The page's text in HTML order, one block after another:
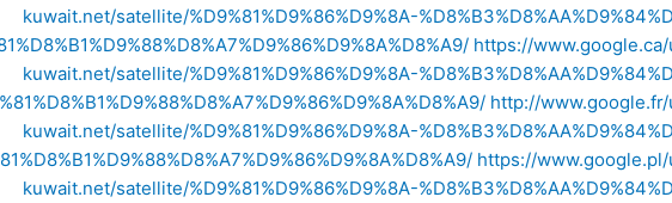
kuwait.net/satellite/%D9%81%D9%86%D9%8A-
https://
kuwait.net/satellite/%D9%81%D9%86%D9%8A-
http://
kuwait.net/satellite/%D9%81%D9%86%D9%8A-
https://
kuwait.net/satellite/%D9%81%D9%86%D9%8A-